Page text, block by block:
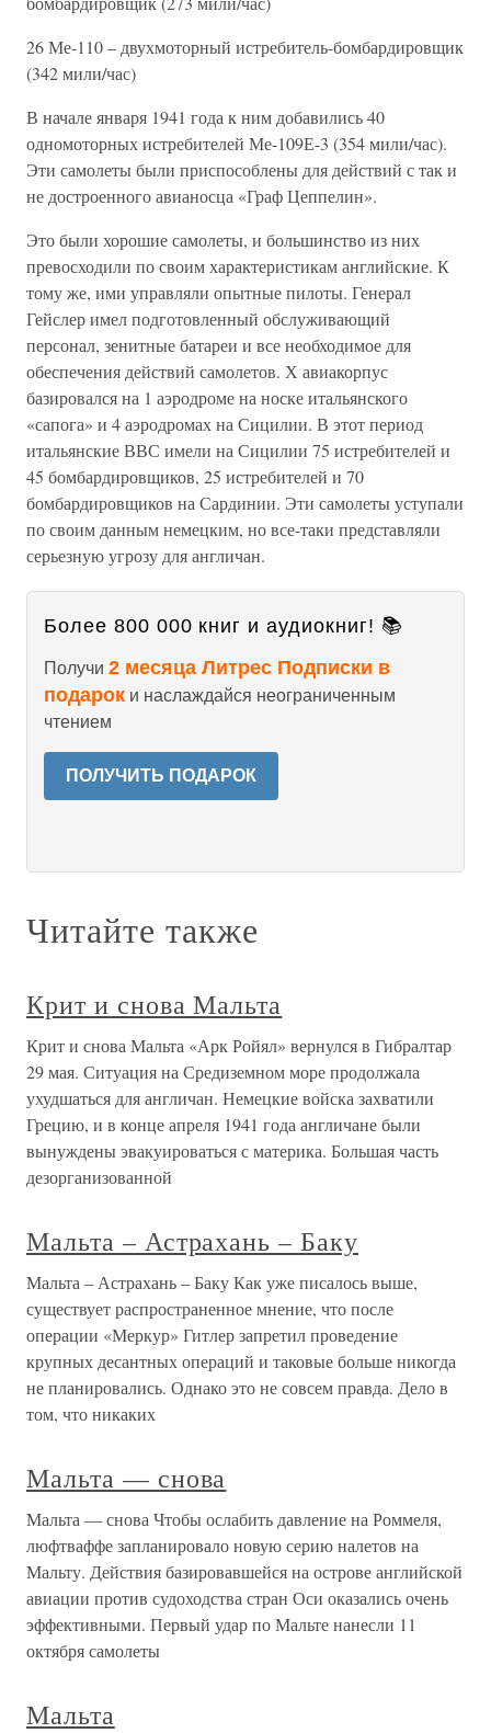
26 Ме-110 – двухмоторный истребитель-бомбардировщик
(342 мили/час)
В начале января 1941 года к ним добавились 40
одномоторных истребителей Ме-109Е-3 (354 мили/час).
Эти самолеты были приспособлены для действий с так и
не достроенного авианосца «Граф Цеппелин».
Это были хорошие самолеты, и большинство из них
превосходили по своим характеристикам английские. К
тому же, ими управляли опытные пилоты. Генерал
Гейслер имел подготовленный обслуживающий
персонал, зенитные батареи и все необходимое для
обеспечения действий самолетов. Х авиакорпус
базировался на 1 аэродроме на носке итальянского
«сапога» и 4 аэродромах на Сицилии. В этот период
итальянские ВВС имели на Сицилии 75 истребителей и
45 бомбардировщиков, 25 истребителей и 70
бомбардировщиков на Сардинии. Эти самолеты уступали
по своим данным немецким, но все-таки представляли
серьезную угрозу для англичан.
Более 800 000 книг и аудиокниг! 📚
Получи 2 месяца Литрес Подписки в
подарок и наслаждайся неограниченным
чтением
ПОЛУЧИТЬ ПОДАРОК
Читайте также
Крит и снова Мальта
Крит и снова Мальта «Арк Ройял» вернулся в Гибралтар
29 мая. Ситуация на Средиземном море продолжала
ухудшаться для англичан. Немецкие войска захватили
Грецию, и в конце апреля 1941 года англичане были
вынуждены эвакуироваться с материка. Большая часть
дезорганизованной
Мальта – Астрахань – Баку
Мальта – Астрахань – Баку Как уже писалось выше,
существует распространенное мнение, что после
операции «Меркур» Гитлер запретил проведение
крупных десантных операций и таковые больше никогда
не планировались. Однако это не совсем правда. Дело в
том, что никаких
Мальта — снова
Мальта — снова Чтобы ослабить давление на Роммеля,
люфтваффе запланировало новую серию налетов на
Мальту. Действия базировавшейся на острове английской
авиации против судоходства стран Оси оказались очень
эффективными. Первый удар по Мальте нанесли 11
октября самолеты
Мальта